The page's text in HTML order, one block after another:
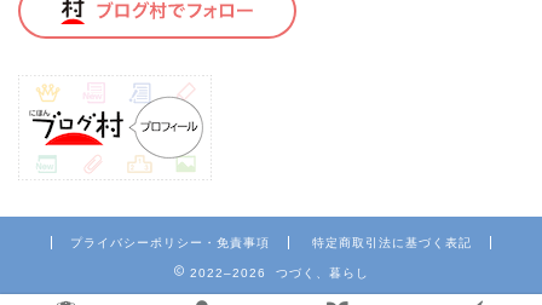
プライバシーポリシー・免責事項 特定商取引法に基づく表記
2022–2026 つづく、暮らし